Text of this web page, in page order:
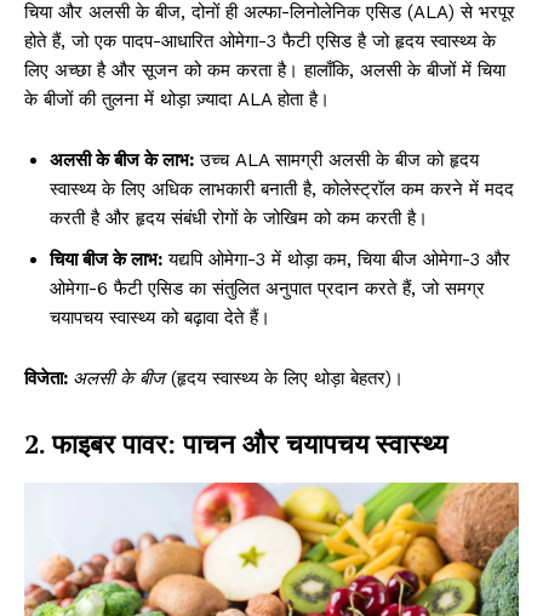
चिया और अलसी के बीज, दोनों ही अल्फा-लिनोलेनिक एसिड (ALA) से भरपूर
होते हैं, जो एक पादप-आधारित ओमेगा-3 फैटी एसिड है जो हृदय स्वास्थ्य के
लिए अच्छा है और सूजन को कम करता है। हालाँकि, अलसी के बीजों में चिया
के बीजों की तुलना में थोड़ा ज़्यादा ALA होता है।
अलसी के बीज के लाभ: उच्च ALA सामग्री अलसी के बीज को हृदय
स्वास्थ्य के लिए अधिक लाभकारी बनाती है, कोलेस्ट्रॉल कम करने में मदद
करती है और हृदय संबंधी रोगों के जोखिम को कम करती है।
चिया बीज के लाभ: यद्यपि ओमेगा-3 में थोड़ा कम, चिया बीज ओमेगा-3 और
ओमेगा-6 फैटी एसिड का संतुलित अनुपात प्रदान करते हैं, जो समग्र
चयापचय स्वास्थ्य को बढ़ावा देते हैं।
विजेता: अलसी के बीज(हृदय स्वास्थ्य के लिए थोड़ा बेहतर)।
2. फाइबर पावर: पाचन और चयापचय स्वास्थ्य